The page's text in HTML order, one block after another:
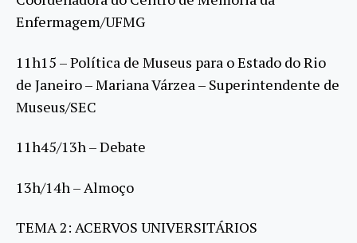
Enfermagem/UFMG
11h15 – Política de Museus para o Estado do Rio
de Janeiro – Mariana Várzea – Superintendente de
Museus/SEC
11h45/13h – Debate
13h/14h – Almoço
TEMA 2: ACERVOS UNIVERSITÁRIOS